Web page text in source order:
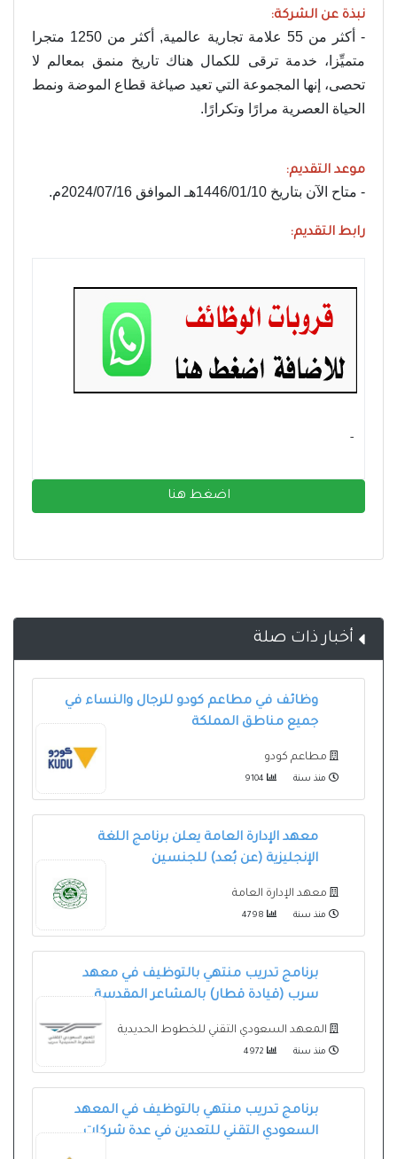
نبذة عن الشركة:
- أكثر من 55 علامة تجارية عالمية, أكثر من 1250 متجرا
متميِّزا، خدمة ترقى للكمال هناك تاريخ منمق بمعالم لا
تحصى، إنها المجموعة التي تعيد صياغة قطاع الموضة ونمط
الحياة العصرية مرارًا وتكرارًا.
موعد التقديم:
- متاح الآن بتاريخ 1446/01/10هـ الموافق 2024/07/16م.
رابط التقديم:
- ‏
اضغط هنا
أخبار ذات صلة
وظائف في مطاعم كودو للرجال والنساء في
جميع مناطق المملكة
مطاعم كودو
منذ سنة
معهد الإدارة العامة يعلن برنامج اللغة
الإنجليزية (عن بُعد) للجنسين
معهد الإدارة العامة
منذ سنة
برنامج تدريب منتهي بالتوظيف في معهد
سرب (قيادة قطار) بالمشاعر المقدسة
المعهد السعودي التقني للخطوط الحديدية
منذ سنة
برنامج تدريب منتهي بالتوظيف في المعهد
السعودي التقني للتعدين في عدة شركات